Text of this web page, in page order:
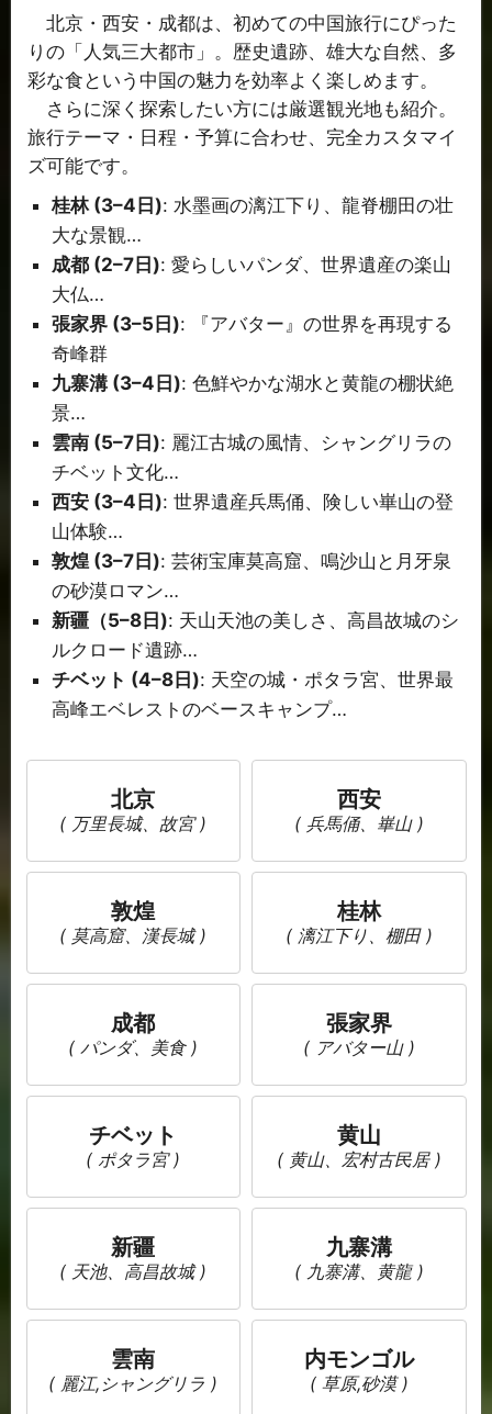
北京・西安・成都は、初めての中国旅行にぴった
りの「人気三大都市」。歴史遺跡、雄大な自然、多
彩な食という中国の魅力を効率よく楽しめます。
さらに深く探索したい方には厳選観光地も紹介。
旅行テーマ・日程・予算に合わせ、完全カスタマイ
ズ可能です。
桂林 (3–4日): 水墨画の漓江下り、龍脊棚田の壮
大な景観…
成都 (2–7日): 愛らしいパンダ、世界遺産の楽山
大仏…
張家界 (3–5日): 『アバター』の世界を再現する
奇峰群
九寨溝 (3–4日): 色鮮やかな湖水と黄龍の棚状絶
景…
雲南 (5–7日): 麗江古城の風情、シャングリラの
チベット文化…
西安 (3–4日): 世界遺産兵馬俑、険しい崋山の登
山体験…
敦煌 (3–7日): 芸術宝庫莫高窟、鳴沙山と月牙泉
の砂漠ロマン…
新疆（5–8日): 天山天池の美しさ、高昌故城のシ
ルクロード遺跡…
チベット (4–8日): 天空の城・ポタラ宮、世界最
高峰エベレストのベースキャンプ…
北京
( 万里長城、故宮 )
西安
( 兵馬俑、崋山 )
敦煌
( 莫高窟、漢長城 )
桂林
( 漓江下り、棚田 )
成都
( パンダ、美食 )
張家界
( アバター山 )
チベット
( ポタラ宮 )
黄山
( 黄山、宏村古民居 )
新疆
( 天池、高昌故城 )
九寨溝
( 九寨溝、黄龍 )
雲南
( 麗江,シャングリラ )
内モンゴル
( 草原,砂漠 )